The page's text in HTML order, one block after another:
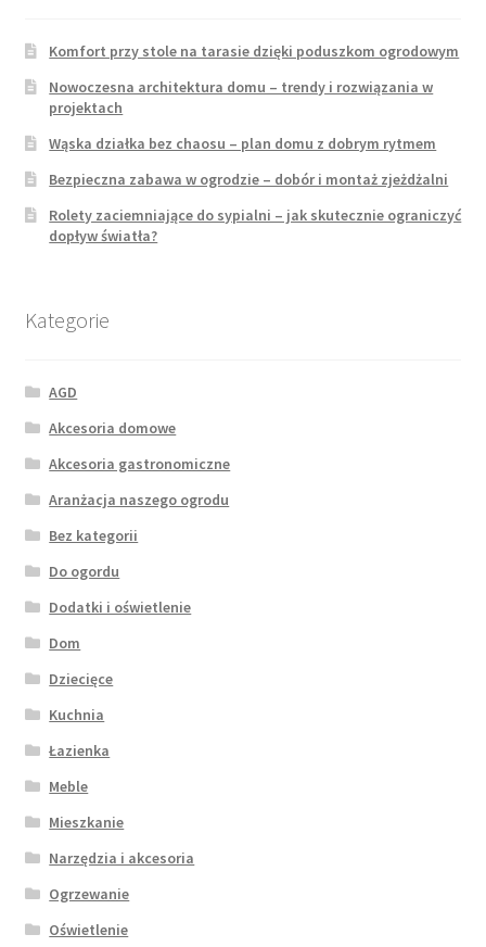
Komfort przy stole na tarasie dzięki poduszkom ogrodowym
Nowoczesna architektura domu – trendy i rozwiązania w
projektach
Wąska działka bez chaosu – plan domu z dobrym rytmem
Bezpieczna zabawa w ogrodzie – dobór i montaż zjeżdżalni
Rolety zaciemniające do sypialni – jak skutecznie ograniczyć
dopływ światła?
Kategorie
AGD
Akcesoria domowe
Akcesoria gastronomiczne
Aranżacja naszego ogrodu
Bez kategorii
Do ogordu
Dodatki i oświetlenie
Dom
Dziecięce
Kuchnia
Łazienka
Meble
Mieszkanie
Narzędzia i akcesoria
Ogrzewanie
Oświetlenie